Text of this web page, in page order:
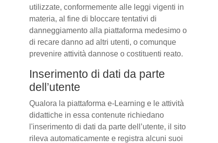
utilizzate, conformemente alle leggi vigenti in
materia, al fine di bloccare tentativi di
danneggiamento alla piattaforma medesimo o
di recare danno ad altri utenti, o comunque
prevenire attività dannose o costituenti reato.
Inserimento di dati da parte
dell’utente
Qualora la piattaforma e-Learning e le attività
didattiche in essa contenute richiedano
l'inserimento di dati da parte dell’utente, il sito
rileva automaticamente e registra alcuni suoi